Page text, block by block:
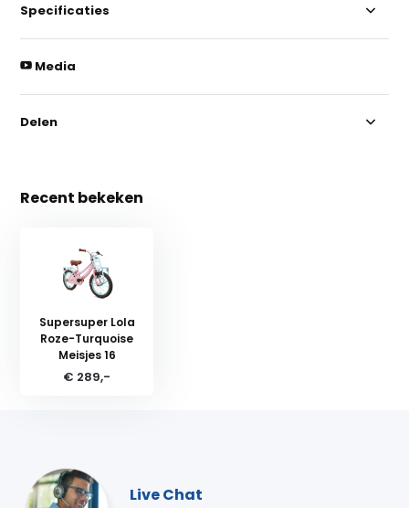
Specificaties
Media
Delen
Recent bekeken
Supersuper Lola
Roze-Turquoise
Meisjes 16
€ 289,-
Live Chat